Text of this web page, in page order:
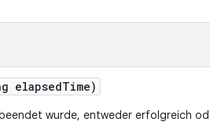
elapsedTime)
wurde, entweder erfolgreich